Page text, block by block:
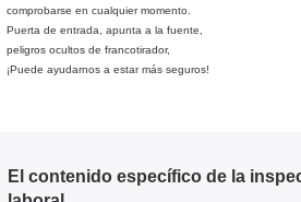
comprobarse en cualquier momento.
Puerta de entrada, apunta a la fuente,
peligros ocultos de francotirador,
¡Puede ayudarnos a estar más seguros!
El contenido específico de la